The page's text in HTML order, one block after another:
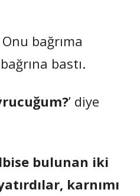
bağrıma
bastı.
’ diye
bulunan iki
karnımı